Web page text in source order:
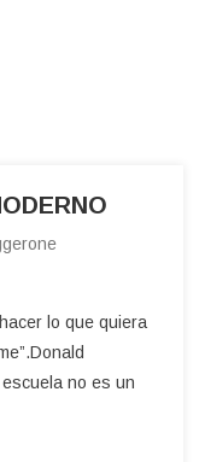
lo que quiera
no es un